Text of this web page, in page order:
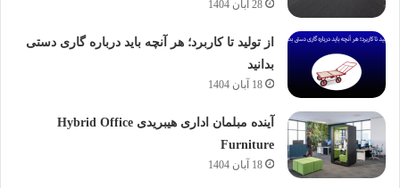
28 آبان 1404
از تولید تا کاربرد؛ هر آنچه باید درباره گاری دستی
بدانید
18 آبان 1404
آینده مبلمان اداری هیبریدی Hybrid Office
Furniture
18 آبان 1404